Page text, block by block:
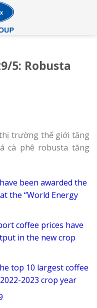
5: Robusta
trường thế giới tăng
cà phê robusta tăng
been awarded the
the “World Energy
coffee prices have
in the new crop
top 10 largest coffee
2023 crop year